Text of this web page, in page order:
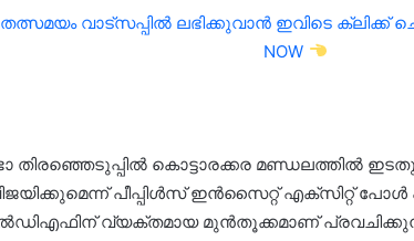
വാട്സപ്പിൽ ലഭിക്കുവാൻ ഇവിടെ ക്ലിക്ക്
NOW
തിരഞ്ഞെടുപ്പിൽ കൊട്ടാരക്കര മണ്ഡലത്തിൽ
പീപ്പിൾസ് ഇൻസൈറ്റ് എക്സിറ്റ് പോൾ
വ്യക്തമായ മുൻതൂക്കമാണ്